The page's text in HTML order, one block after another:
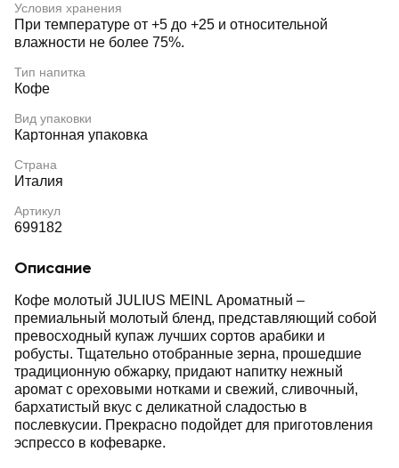
Условия хранения
При температуре от +5 до +25 и относительной
влажности не более 75%.
Тип напитка
Кофе
Вид упаковки
Картонная упаковка
Страна
Италия
Артикул
699182
Описание
Кофе молотый JULIUS MEINL Ароматный –
премиальный молотый бленд, представляющий собой
превосходный купаж лучших сортов арабики и
робусты. Тщательно отобранные зерна, прошедшие
традиционную обжарку, придают напитку нежный
аромат с ореховыми нотками и свежий, сливочный,
бархатистый вкус с деликатной сладостью в
послевкусии. Прекрасно подойдет для приготовления
эспрессо в кофеварке.